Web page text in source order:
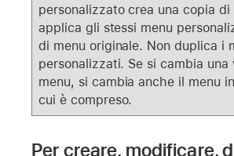
personalizzato crea una copia di
applica gli stessi menu
di menu originale. Non duplica i
personalizzati. Se si cambia una
menu, si cambia anche il menu
cui è compreso.
Per creare, modificare,